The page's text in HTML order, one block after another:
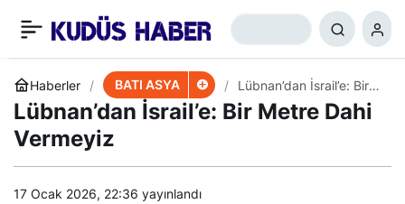
Haberler BATI ASYA
Lübnan’dan İsrail’e: Bir
Metre Dahi Vermeyiz
Lübnan’dan İsrail’e: Bir Metre Dahi
Vermeyiz
17 Ocak 2026, 22:36 yayınlandı
Irak’ta Protestoculara
Yeni Çağrı
+ 0 Paylaş